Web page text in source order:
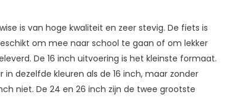
is van hoge kwaliteit en zeer stevig. De fiets is
om mee naar school te gaan of om lekker
De 16 inch uitvoering is het kleinste formaat.
dezelfde kleuren als de 16 inch, maar zonder
niet. De 24 en 26 inch zijn de twee grootste